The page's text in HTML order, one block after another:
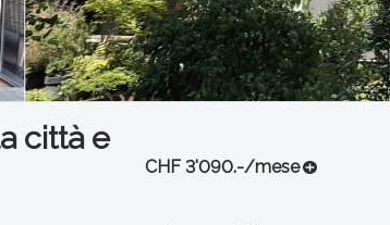
città e
CHF 3'090.-/mese